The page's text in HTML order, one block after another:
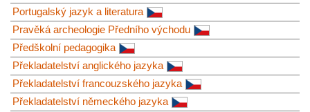
Portugalský jazyk a literatura
Pravěká archeologie Předního východu
Předškolní pedagogika
Překladatelství anglického jazyka
Překladatelství francouzského jazyka
Překladatelství německého jazyka